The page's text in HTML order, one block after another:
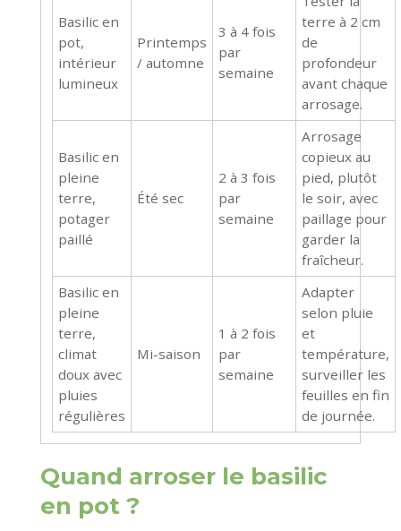
Basilic en
pot,
intérieur
lumineux
Printemps
/ automne
3 à 4 fois
par
semaine
terre à 2 cm
de
profondeur
avant chaque
arrosage.
Basilic en
pleine
terre,
potager
paillé
Été sec
2 à 3 fois
par
semaine
Arrosage
copieux au
pied, plutôt
le soir, avec
paillage pour
garder la
fraîcheur.
Basilic en
pleine
terre,
climat
doux avec
pluies
régulières
Mi-saison
1 à 2 fois
par
semaine
Adapter
selon pluie
et
température,
surveiller les
feuilles en fin
de journée.
Quand arroser le basilic
en pot ?